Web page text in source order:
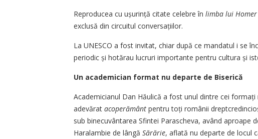
Reproducea cu ușurință citate celebre în limba lui Homer
exclusă din circuitul conversațiilor.
La UNESCO a fost invitat, chiar după ce mandatul i se
periodic și hotărau lucruri importante pentru cultura și
Un academician format nu departe de Biserică
Academicianul Dan Hăulică a fost unul dintre cei
adevărat acoperământ pentru toți românii
sub binecuvântarea Sfintei Parascheva, având aproape
Haralambie de lângă Sărărie, aflată nu departe de locul